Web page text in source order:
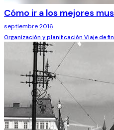
Cómo ir a los mejores
septiembre 2016
Organización y planificación Viaje de